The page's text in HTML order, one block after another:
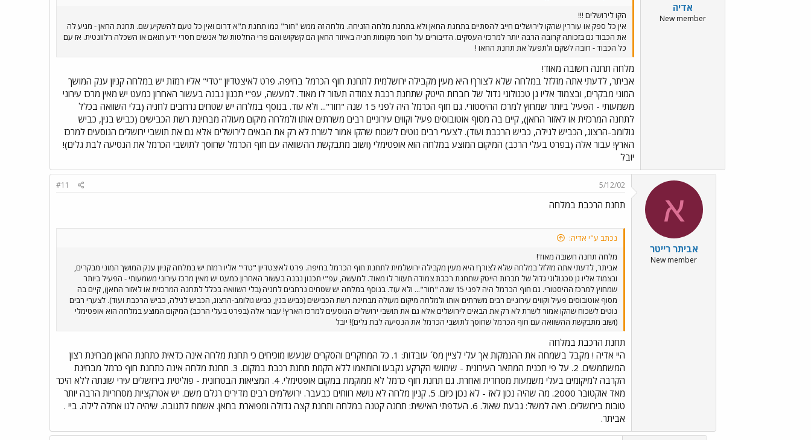
אדיה
New member
הקו לירושלים !!!
אין כל ספק או עוררין שהקו לירושלים חייב להסתיים בתחנת החאן ולא בתחנת מלחה הזניחה. מלחה זה ממש "חור" כמו תחנת ת"א דרום ואין כל טעם להשקיע שם. תחנת החאן - מגיע לה
את הכבוד גם בזכותה קרובה הרבה יותר למרכזי העסקים. הדיבורים על חוסר מקומות חניה באיזור החאן הם קשקוש והם פרי החלטות של אנשים חסרי ידע תואם או השכלה רלוונטית. אז עם
כל הכבוד - חובה לשקם ולתפעל את תחנת החאו !
מלחה תחנה חשובה מאוד!
אביתר, לדעתי אתה מזלזל במלחה שלא לצורך! היא מעין מקבילה ירושלמית לתחנת חוף הכרמל בחיפה. פרט לאיצטדיון "טדי" אליו רמזת יש במלחה קניון ענק המושך
המוני מבקרים, ובצמוד אליו גן טכנולוגי גדול של חברות הייטק שתחנת רכבת צמודה תעזור לו מאוד. למעשה, עפ"י תכנון נבנה בעשור האחרון כמעט יש מאין מרכז עירוני
משמעותי - הפעיל ביותר שמחוץ למרכז ההיסטורי. גם חוף הכרמל היה לפני 15 שנה "חור"... ולא עוד. בנוסף במלחה יש שטחים נרחבים לחניה (בלי השוואה בכלל
לתחנה המרכזית או לאזור החאן), קיים בה מסוף אוטובוסים פעיל וקווים עירוניים רבים משרתים אותו ולמלחה מיקום מעולה מבחינת רשת הכבישים (כביש בגין, כביש
גולומב-הרצוג, הכביש לגילה, כביש הרכבת ועוד). לצערי רבים נוטים לשכוח שהקו אמור לשרת לא רק את הבאים לירושלים אלא גם את תושבי ירושלים הנוסעים למרכז
הארץ! עבור אלה (בפרט בעלי הרכב) המיקום המוצע במלחה הוא אופטימלי (ושוב מתבקשת ההשוואה עם חוף הכרמל שחוסך לתושבי הכרמל את הנסיעה לבת גלים)!
יובל
א
אביתר רייטר
New member
5/12/02
#11
תחנת הרכבת במלחה
נכתב ע"י אדיה:
מלחה תחנה חשובה מאוד!
אביתר, לדעתי אתה מזלזל במלחה שלא לצורך! היא מעין מקבילה ירושלמית לתחנת חוף הכרמל בחיפה. פרט לאיצטדיון "טדי" אליו רמזת יש במלחה קניון ענק המושך המוני מבקרים,
ובצמוד אליו גן טכנולוגי גדול של חברות הייטק שתחנת רכבת צמודה תעזור לו מאוד. למעשה, עפ"י תכנון נבנה בעשור האחרון כמעט יש מאין מרכז עירוני משמעותי - הפעיל ביותר
שמחוץ למרכז ההיסטורי. גם חוף הכרמל היה לפני 15 שנה "חור"... ולא עוד. בנוסף במלחה יש שטחים נרחבים לחניה (בלי השוואה בכלל לתחנה המרכזית או לאזור החאן), קיים בה
מסוף אוטובוסים פעיל וקווים עירוניים רבים משרתים אותו ולמלחה מיקום מעולה מבחינת רשת הכבישים (כביש בגין, כביש גולומב-הרצוג, הכביש לגילה, כביש הרכבת ועוד). לצערי רבים
נוטים לשכוח שהקו אמור לשרת לא רק את הבאים לירושלים אלא גם את תושבי ירושלים הנוסעים למרכז הארץ! עבור אלה (בפרט בעלי הרכב) המיקום המוצע במלחה הוא אופטימלי
(ושוב מתבקשת ההשוואה עם חוף הכרמל שחוסך לתושבי הכרמל את הנסיעה לבת גלים)! יובל
תחנת הרכבת במלחה
היי אדיה ! מקבל בשמחה את ההנמקות אך עלי לציין מס´ עובדות: 1. כל המחקרים והסקרים שנעשו מוכיחים כי תחנת מלחה אינה כדאית כתחנת החאן מבחינת רצון
המשתמשים. 2. על פי תכנית המתאר העירונית - שימושי הקרקע נקבעו והותאמו ללא הקמת תחנת רכבת במקום. 3. תחנת מלחה אינה כתחנת חוף כרמל מבחינת
הקרבה למיקומים בעלי משמעות מסחרית ואחרת. גם תחנת חוף כרמל לא ממוקמת במקום אופטימלי. 4. המציאות הבטחונית - פוליטית בירושלים עירי שונתה ללא היכר
מאד אוקטובר 2000. מה שהיה נכון לאז - לא נכון כיום. 5. קניון מלחה לא נושא רווחים כבעבר. ירושלמים רבים מדירים רגלם משם. יש אטרקציות מסחריות הרבה יותר
טובות בירושלים. ראה למשל: גבעת שאול. 6. העדפתי האישית: תחנה קטנה במלחה ותחנת קצה גדולה ומפוארת בחאן. אשמח לתגובה. שיהיה לנו אחלה לילה. ביי .
אביתר.